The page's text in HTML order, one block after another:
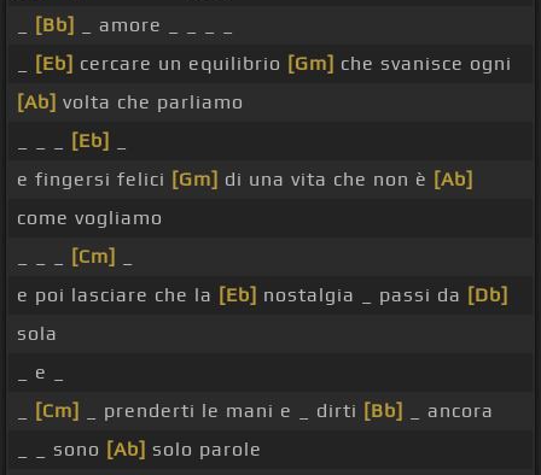
[Bb]
_ amore _ _ _ _
[Eb] cercare un equilibrio [Gm] che svanisce ogni
[Ab] volta che parliamo
[Eb]
e fingersi felici [Gm] di una vita che non è [Ab]
come vogliamo
[Cm]
e poi lasciare che la [Eb] nostalgia _ passi da [Db]
sola
_ e _
[Cm] _ prenderti le mani e _ dirti [Bb]
_ ancora
_ _ sono [Ab] solo parole